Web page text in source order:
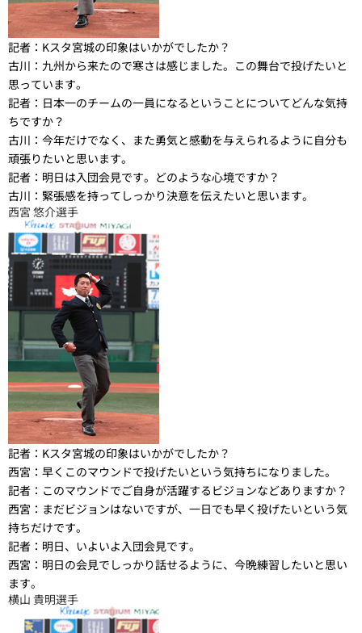
記者： Kスタ宮城の印象はいかがでしたか？
古川： 九州から来たので寒さは感じました。この舞台で投げたいと
思っています。
記者： 日本一のチームの一員になるということについてどんな気持
ちですか？
古川： 今年だけでなく、また勇気と感動を与えられるように自分も
頑張りたいと思います。
記者： 明日は入団会見です。どのような心境ですか？
古川： 緊張感を持ってしっかり決意を伝えたいと思います。
西宮 悠介選手
記者： Kスタ宮城の印象はいかがでしたか？
西宮： 早くこのマウンドで投げたいという気持ちになりました。
記者： このマウンドでご自身が活躍するビジョンなどありますか？
西宮： まだビジョンはないですが、一日でも早く投げたいという気
持ちだけです。
記者： 明日、いよいよ入団会見です。
西宮： 明日の会見でしっかり話せるように、今晩練習したいと思い
ます。
横山 貴明選手